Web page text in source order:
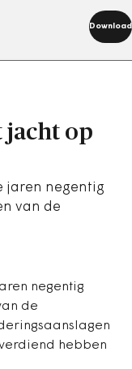
Download
jacht op
jaren negentig
van de
negentig
de
hebben